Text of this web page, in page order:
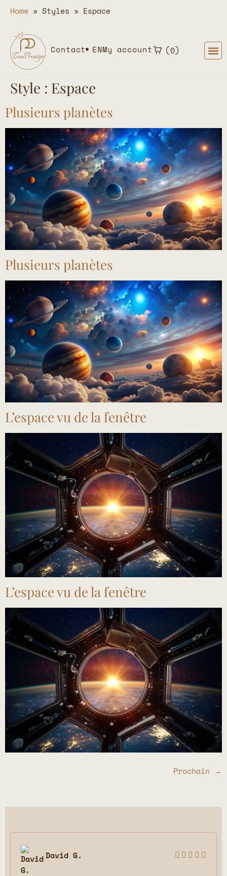
Home » Styles » Espace
Contact ENMy account 0
Style : Espace
Plusieurs planètes
Plusieurs planètes
L’espace vu de la fenêtre
L’espace vu de la fenêtre
Prochain →
David G.     